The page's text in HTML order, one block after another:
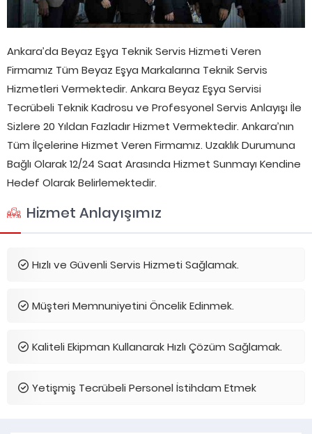
Ankara’da Beyaz Eşya Teknik Servis Hizmeti Veren
Firmamız Tüm Beyaz Eşya Markalarına Teknik Servis
Hizmetleri Vermektedir. Ankara Beyaz Eşya Servisi
Tecrübeli Teknik Kadrosu ve Profesyonel Servis Anlayışı İle
Sizlere 20 Yıldan Fazladır Hizmet Vermektedir. Ankara’nın
Tüm İlçelerine Hizmet Veren Firmamız. Uzaklık Durumuna
Bağlı Olarak 12/24 Saat Arasında Hizmet Sunmayı Kendine
Hedef Olarak Belirlemektedir.
Hizmet Anlayışımız
Hızlı ve Güvenli Servis Hizmeti Sağlamak.
Müşteri Memnuniyetini Öncelik Edinmek.
Kaliteli Ekipman Kullanarak Hızlı Çözüm Sağlamak.
Yetişmiş Tecrübeli Personel İstihdam Etmek